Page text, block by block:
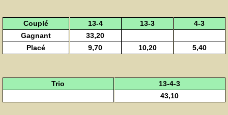
Couplé 13-4 13-3
4-3
Gagnant
33,20
Placé
9,70 10,20 5,40
Trio
13-4-3
43,10